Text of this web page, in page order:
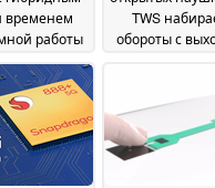
временем
работы
11 October
2024
TWS
обороты с